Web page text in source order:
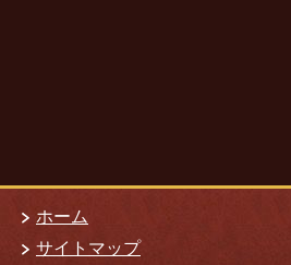
ホーム
サイトマップ